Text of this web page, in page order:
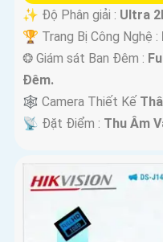
✨ Độ Phân giải : Ultra
🏆 Trang Bị Công Nghệ :
❂ Giám sát Ban Đêm :
Ðêm.
🕸️ Camera Thiết Kế
️📡 Đặt Điểm : Thu Âm